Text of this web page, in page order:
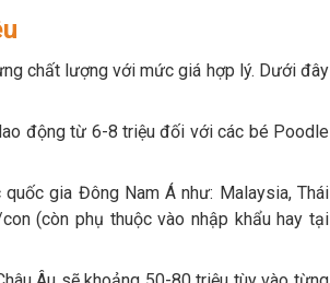
chất lượng với mức giá hợp lý. Dưới đây
động từ 6-8 triệu đối với các bé Poodle
gia Đông Nam Á như: Malaysia, Thái
(còn phụ thuộc vào nhập khẩu hay tại